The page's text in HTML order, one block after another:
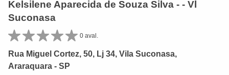
Kelsilene Aparecida de Souza Silva - - Vl
Suconasa
0 aval.
Rua Miguel Cortez, 50, Lj 34, Vila Suconasa,
Araraquara - SP